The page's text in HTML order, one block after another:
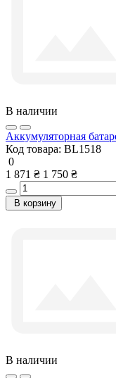
В наличии
Аккумуляторная
Код товара: BL1518
0
1 871 ₴ 1 750 ₴
В корзину
В наличии